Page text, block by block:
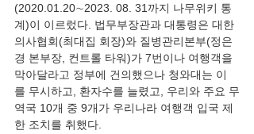
(2020.01.20∼2023. 08. 31까지 나무위키 통
계)이 이르렀다. 법무부장관과 대통령은 대한
의사협회(최대집 회장)와 질병관리본부(정은
경 본부장, 컨트롤 타워)가 7번이나 여행객을
막아달라고 정부에 건의했으나 청와대는 이
를 무시하고, 환자수를 늘렸고, 우리와 주요 무
역국 10개 중 9개가 우리나라 여행객 입국 제
한 조치를 취했다.